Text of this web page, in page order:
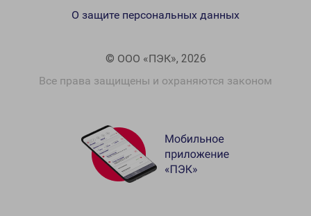
© ООО «ПЭК», 2026
Все права защищены и охраняются законом
О защите персональных данных